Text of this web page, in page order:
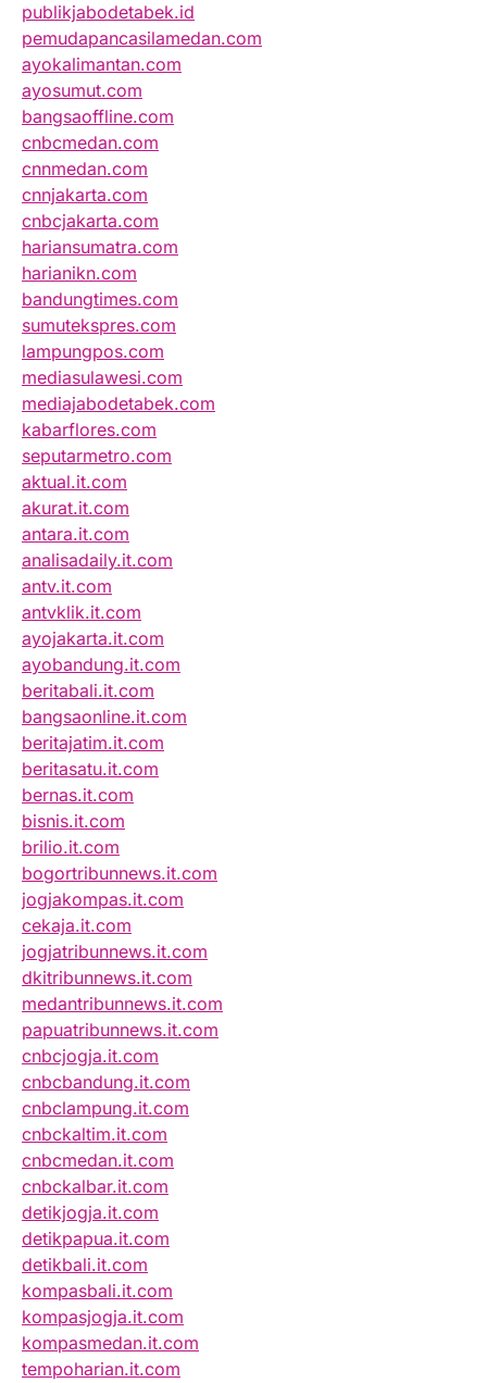
publikjabodetabek.id
pemudapancasilamedan.com
ayokalimantan.com
ayosumut.com
bangsaoffline.com
cnbcmedan.com
cnnmedan.com
cnnjakarta.com
cnbcjakarta.com
hariansumatra.com
harianikn.com
bandungtimes.com
sumutekspres.com
lampungpos.com
mediasulawesi.com
mediajabodetabek.com
kabarflores.com
seputarmetro.com
aktual.it.com
akurat.it.com
antara.it.com
analisadaily.it.com
antv.it.com
antvklik.it.com
ayojakarta.it.com
ayobandung.it.com
beritabali.it.com
bangsaonline.it.com
beritajatim.it.com
beritasatu.it.com
bernas.it.com
bisnis.it.com
brilio.it.com
bogortribunnews.it.com
jogjakompas.it.com
cekaja.it.com
jogjatribunnews.it.com
dkitribunnews.it.com
medantribunnews.it.com
papuatribunnews.it.com
cnbcjogja.it.com
cnbcbandung.it.com
cnbclampung.it.com
cnbckaltim.it.com
cnbcmedan.it.com
cnbckalbar.it.com
detikjogja.it.com
detikpapua.it.com
detikbali.it.com
kompasbali.it.com
kompasjogja.it.com
kompasmedan.it.com
tempoharian.it.com